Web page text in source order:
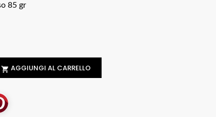
85 gr
 AGGIUNGI AL CARRELLO